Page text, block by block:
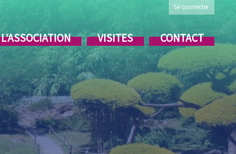
Se connecter
L’ASSOCIATION VISITES CONTACT